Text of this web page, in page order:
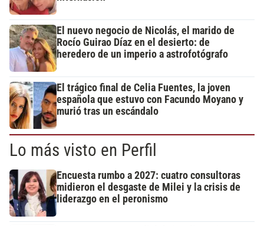
El nuevo negocio de Nicolás, el marido de
Rocío Guirao Díaz en el desierto: de
heredero de un imperio a astrofotógrafo
El trágico final de Celia Fuentes, la joven
española que estuvo con Facundo Moyano y
murió tras un escándalo
Lo más visto en Perfil
Encuesta rumbo a 2027: cuatro consultoras
midieron el desgaste de Milei y la crisis de
liderazgo en el peronismo